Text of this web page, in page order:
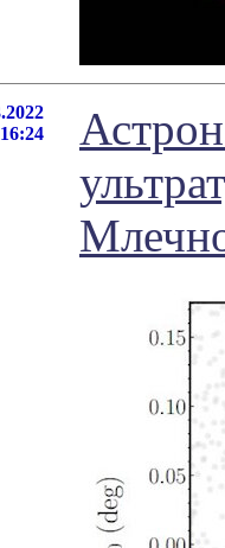
16:24